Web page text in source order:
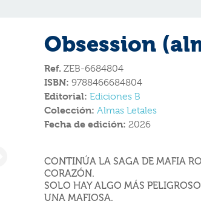
Obsession
Ref. ZEB-6684804
ISBN: 9788466684804
Editorial: Ediciones B
Colección: Almas Letales
Fecha de edición: 2026
CONTINÚA LA SAGA DE MAFIA
CORAZÓN.
SOLO HAY ALGO MÁS
UNA MAFIOSA.